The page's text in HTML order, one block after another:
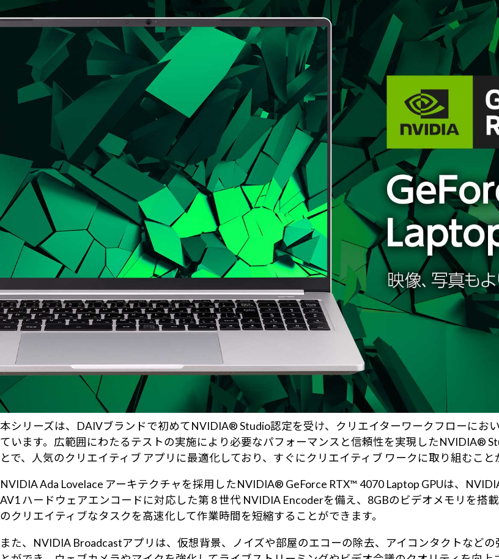
本シリーズは、DAIVブランドで初めてNVIDIA® Studio認定を受け、クリエイターワークフローにお
ています。広範囲にわたるテストの実施により必要なパフォーマンスと信頼性を実現したNVIDIA®
とで、人気のクリエイティブ アプリに最適化しており、すぐにクリエイティブ ワークに取り組むこと
NVIDIA Ada Lovelace アーキテクチャを採用したNVIDIA® GeForce RTX™ 4070 Laptop GPUは、
AV1 ハードウェアエンコードに対応した第 8 世代 NVIDIA Encoderを備え、8GBのビデオメモリを搭
のクリエイティブなタスクを高速化して作業時間を短縮することができます。
また、NVIDIA Broadcastアプリは、仮想背景、ノイズや部屋のエコーの除去、アイコンタクトなど